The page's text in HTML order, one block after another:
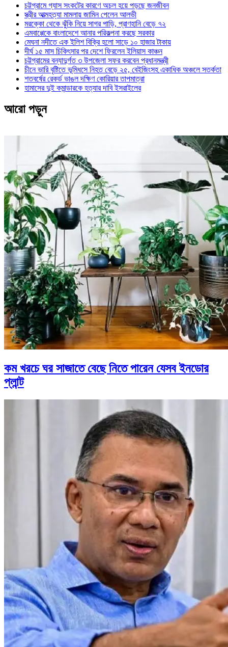
চট্টগ্রামে গ্যাস সংকটের কারণে অচল হয়ে পড়ছে জনজীবন
স্ত্রীর আত্মহত্যা মামলায় জামিন পেলেন আলভী
মরক্কো থেকে ঝুঁকি নিয়ে সাগর পাড়ি, প্রাণহানি বেড়ে ৭২
এমবাপ্পেকে বাংলাদেশে আনার পরিকল্পনা করছে সরকার
মেঘনা নদীতে এক ইলিশ বিক্রি হলো সাড়ে ১০ হাজার টাকায়
দীর্ঘ ১৫ মাস চিকিৎসার পর দেশে ফিরলেন ইলিয়াস কাঞ্চন
চট্টগ্রামের বন্যাদুর্গত ৩ উপজেলা সফর করবেন প্রধানমন্ত্রী
চীনে ভারি বৃষ্টিতে ভূমিধসে নিহত বেড়ে ২৫, বেইজিংসহ একাধিক অঞ্চলে সতর্কতা
শতবর্ষের রেকর্ড ভাঙল দক্ষিণ কোরিয়ার তাপমাত্রা
হামাসের দুই কমান্ডারকে হত্যার দাবি ইসরাইলের
আরো পড়ুন
কম খরচে ঘর সাজাতে বেছে নিতে পারেন যেসব ইনডোর
প্লান্ট